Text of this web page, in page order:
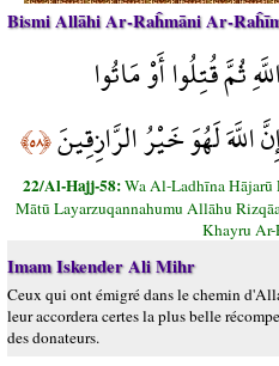
Bismi Allāhi Ar-Raĥmāni Ar-
ثُمَّ قُتِلُوا أَوْ مَاتُوا
اللَّهَ لَهُوَ خَيْرُ الرَّازِقِينَ﴿٥٨﴾
22/Al-Hajj-58:Wa Al-Ladhīna
Mātū Layarzuqannahumu Allāhu
Khayru
Imam Iskender Ali Mihr
Ceux qui ont émigré dans le chemin
leur accordera certes la plus belle
des donateurs.